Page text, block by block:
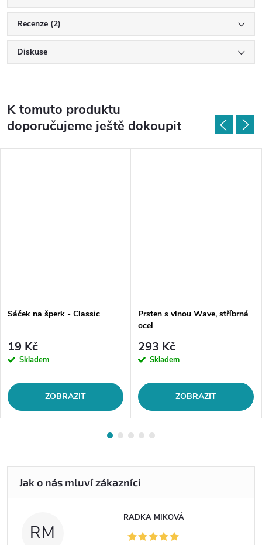
Recenze (2)
Diskuse
K tomuto produktu
doporučujeme ještě dokoupit
Sáček na šperk - Classic
19 Kč
Skladem
ZOBRAZIT
Prsten s vlnou Wave, stříbrná
ocel
293 Kč
Skladem
ZOBRAZIT
RM
RADKA MIKOVÁ